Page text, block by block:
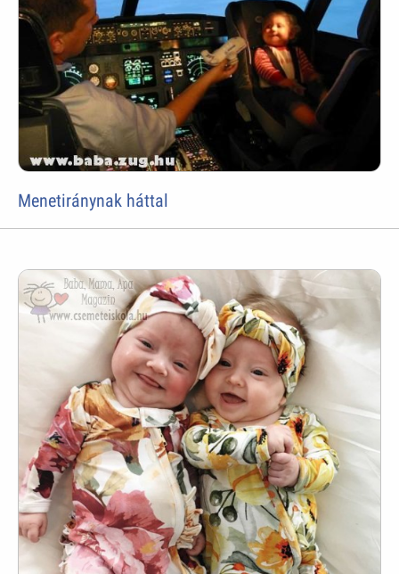
Menetiránynak háttal